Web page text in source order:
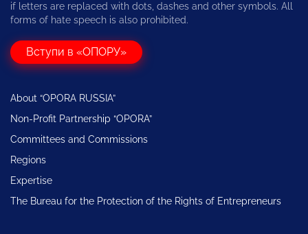
if letters are replaced with dots, dashes and other symbols. All
forms of hate speech is also prohibited.
Вступи в «ОПОРУ»
About “OPORA RUSSIA”
Non-Profit Partnership “OPORA”
Committees and Commissions
Regions
Expertise
The Bureau for the Protection of the Rights of Entrepreneurs